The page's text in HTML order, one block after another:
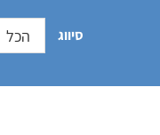
סיווג